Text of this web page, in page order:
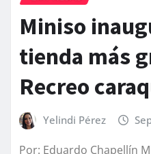
Miniso
tienda más
Recreo
Yelindi Pérez
Por: Eduardo Chapellín